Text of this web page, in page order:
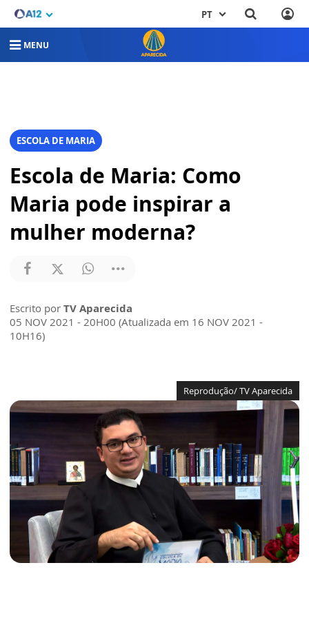
PT
MENU
ESCOLA DE MARIA
Escola de Maria: Como
Maria pode inspirar a
mulher moderna?
Escrito por TV Aparecida
05 NOV 2021 - 20H00 (Atualizada em 16 NOV 2021 -
10H16)
Reprodução/ TV Aparecida